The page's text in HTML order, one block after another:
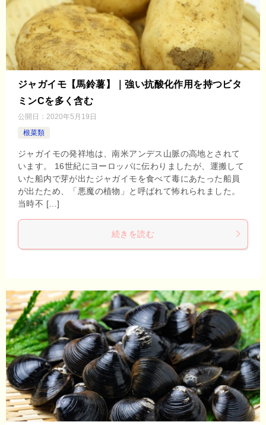
ジャガイモ【馬鈴薯】｜強い抗酸化作用を持つビタ
ミンCを多く含む
公開日： 2020年5月19日
根菜類
ジャガイモの発祥地は、南米アンデス山脈の高地とされて
います。 16世紀にヨーロッパに伝わりましたが、運搬して
いた船内で芽が出たジャガイモを食べて毒にあたった船員
が出たため、「悪魔の植物」と呼ばれて怖れられました。
当時不 […]
続きを読む